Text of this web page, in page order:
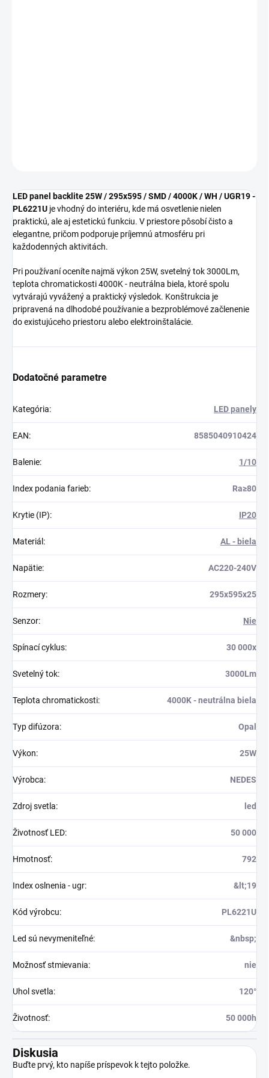
LED panel backlite 25W / 295x595 / SMD / 4000K / WH / UGR19 -
PL6221U je vhodný do interiéru, kde má osvetlenie nielen
praktickú, ale aj estetickú funkciu. V priestore pôsobí čisto a
elegantne, pričom podporuje príjemnú atmosféru pri
každodenných aktivitách.
Pri používaní oceníte najmä výkon 25W, svetelný tok 3000Lm,
teplota chromatickosti 4000K - neutrálna biela, ktoré spolu
vytvárajú vyvážený a praktický výsledok. Konštrukcia je
pripravená na dlhodobé používanie a bezproblémové začlenenie
do existujúceho priestoru alebo elektroinštalácie.
Dodatočné parametre
Kategória: LED panely
EAN: 8585040910424
Balenie: 1/10
Index podania farieb: Ra≥80
Krytie (IP): IP20
Materiál : AL - biela
Napätie: AC220-240V
Rozmery: 295x595x25
Senzor: Nie
Spínací cyklus: 30 000x
Svetelný tok: 3000Lm
Teplota chromatickosti: 4000K - neutrálna biela
Typ difúzora: Opal
Výkon: 25W
Výrobca: NEDES
Zdroj svetla: led
Životnosť LED: 50 000
Hmotnosť: 792
Index oslnenia - ugr: &lt;19
Kód výrobcu: PL6221U
Led sú nevymeniteľné: &nbsp;
Možnosť stmievania: nie
Uhol svetla: 120°
Životnosť: 50 000h
Diskusia
Buďte prvý, kto napíše príspevok k tejto položke.